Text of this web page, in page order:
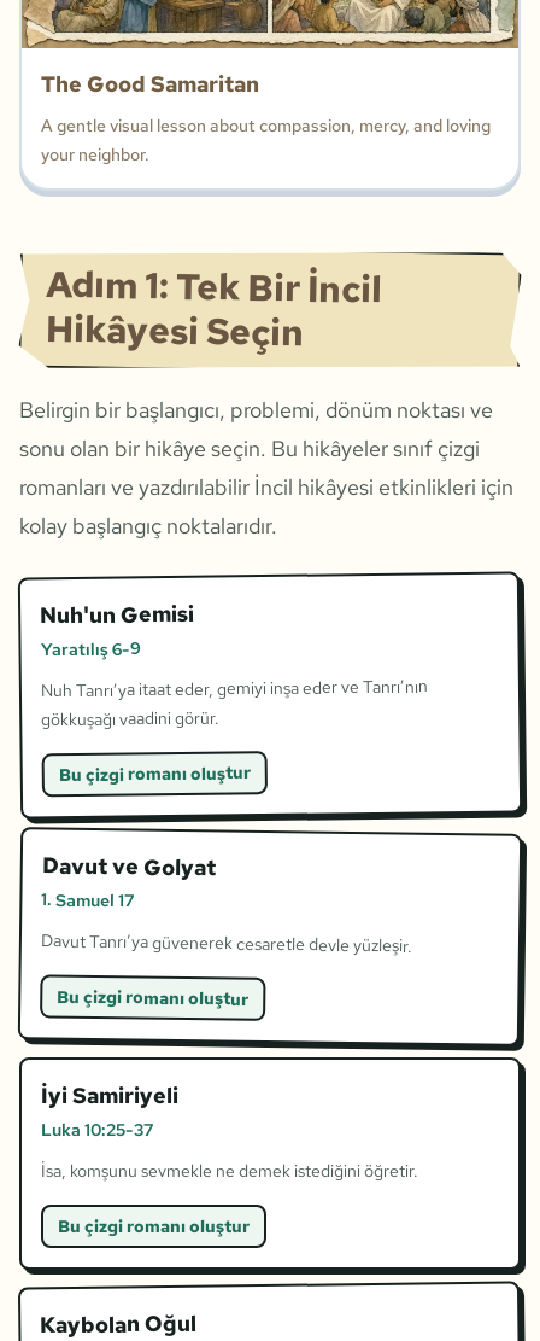
The Good Samaritan
A gentle visual lesson about compassion, mercy, and loving
your neighbor.
Adım 1: Tek Bir İncil
Hikâyesi Seçin
Belirgin bir başlangıcı, problemi, dönüm noktası ve
sonu olan bir hikâye seçin. Bu hikâyeler sınıf çizgi
romanları ve yazdırılabilir İncil hikâyesi etkinlikleri için
kolay başlangıç noktalarıdır.
Nuh'un Gemisi
Yaratılış 6-9
Nuh Tanrı’ya itaat eder, gemiyi inşa eder ve Tanrı’nın
gökkuşağı vaadini görür.
Bu çizgi romanı oluştur
Davut ve Golyat
1. Samuel 17
Davut Tanrı’ya güvenerek cesaretle devle yüzleşir.
Bu çizgi romanı oluştur
İyi Samiriyeli
Luka 10:25-37
İsa, komşunu sevmekle ne demek istediğini öğretir.
Bu çizgi romanı oluştur
Kaybolan Oğul